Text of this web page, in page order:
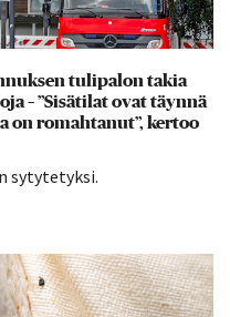
tulipalon takia
– ”Sisätilat ovat täynnä
on romahtanut”, kertoo
sytytetyksi.